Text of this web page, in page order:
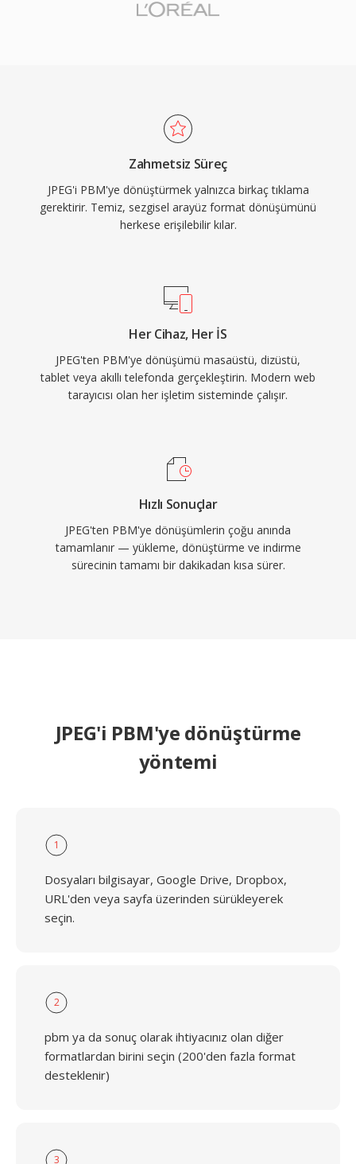
Zahmetsiz Süreç
JPEG'i PBM'ye dönüştürmek yalnızca birkaç tıklama
gerektirir. Temiz, sezgisel arayüz format dönüşümünü
herkese erişilebilir kılar.
Her Cihaz, Her İS
JPEG'ten PBM'ye dönüşümü masaüstü, dizüstü,
tablet veya akıllı telefonda gerçekleştirin. Modern web
tarayıcısı olan her işletim sisteminde çalışır.
Hızlı Sonuçlar
JPEG'ten PBM'ye dönüşümlerin çoğu anında
tamamlanır — yükleme, dönüştürme ve indirme
sürecinin tamamı bir dakikadan kısa sürer.
JPEG'i PBM'ye dönüştürme
yöntemi
1
Dosyaları bilgisayar, Google Drive, Dropbox,
URL'den veya sayfa üzerinden sürükleyerek
seçin.
2
pbm ya da sonuç olarak ihtiyacınız olan diğer
formatlardan birini seçin (200'den fazla format
desteklenir)
3